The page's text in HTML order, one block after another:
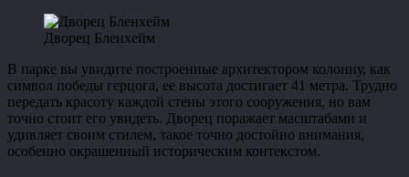
Дворец Бленхейм
В парке вы увидите построенные архитектором колонну, как
символ победы герцога, ее высота достигает 41 метра. Трудно
передать красоту каждой стены этого сооружения, но вам
точно стоит его увидеть. Дворец поражает масштабами и
удивляет своим стилем, такое точно достойно внимания,
особенно окрашенный историческим контекстом.